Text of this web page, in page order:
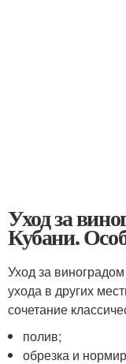
Уход за
Кубани.
Уход за
ухода в других
сочетание
полив;
обрезка и